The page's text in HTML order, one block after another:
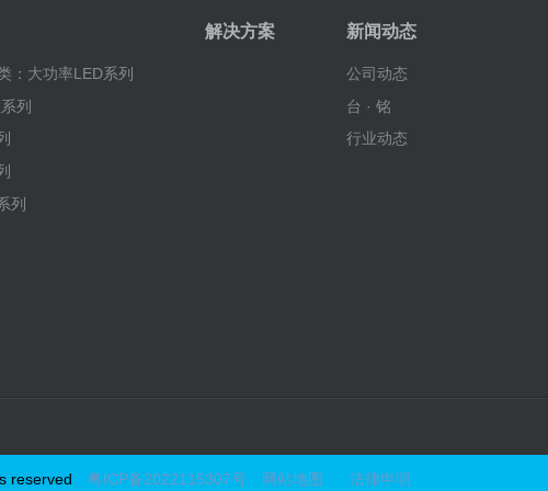
：大功率LED系列
列
列
解决方案 新闻动态
公司动态
台 · 铭
行业动态
reserved 粤ICP备2022115307号 网站地图 法律申明